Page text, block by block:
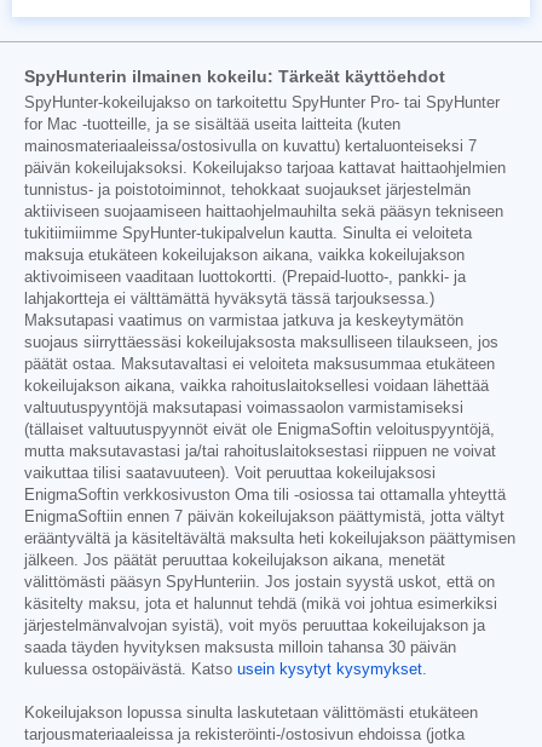
SpyHunterin ilmainen kokeilu: Tärkeät käyttöehdot
SpyHunter-kokeilujakso on tarkoitettu SpyHunter Pro- tai SpyHunter
for Mac -tuotteille, ja se sisältää useita laitteita (kuten
mainosmateriaaleissa/ostosivulla on kuvattu) kertaluonteiseksi 7
päivän kokeilujaksoksi. Kokeilujakso tarjoaa kattavat haittaohjelmien
tunnistus- ja poistotoiminnot, tehokkaat suojaukset järjestelmän
aktiiviseen suojaamiseen haittaohjelmauhilta sekä pääsyn tekniseen
tukitiimiimme SpyHunter-tukipalvelun kautta. Sinulta ei veloiteta
maksuja etukäteen kokeilujakson aikana, vaikka kokeilujakson
aktivoimiseen vaaditaan luottokortti. (Prepaid-luotto-, pankki- ja
lahjakortteja ei välttämättä hyväksytä tässä tarjouksessa.)
Maksutapasi vaatimus on varmistaa jatkuva ja keskeytymätön
suojaus siirryttäessäsi kokeilujaksosta maksulliseen tilaukseen, jos
päätät ostaa. Maksutavaltasi ei veloiteta maksusummaa etukäteen
kokeilujakson aikana, vaikka rahoituslaitoksellesi voidaan lähettää
valtuutuspyyntöjä maksutapasi voimassaolon varmistamiseksi
(tällaiset valtuutuspyynnöt eivät ole EnigmaSoftin veloituspyyntöjä,
mutta maksutavastasi ja/tai rahoituslaitoksestasi riippuen ne voivat
vaikuttaa tilisi saatavuuteen). Voit peruuttaa kokeilujaksosi
EnigmaSoftin verkkosivuston Oma tili -osiossa tai ottamalla yhteyttä
EnigmaSoftiin ennen 7 päivän kokeilujakson päättymistä, jotta vältyt
erääntyvältä ja käsiteltävältä maksulta heti kokeilujakson päättymisen
jälkeen. Jos päätät peruuttaa kokeilujakson aikana, menetät
välittömästi pääsyn SpyHunteriin. Jos jostain syystä uskot, että on
käsitelty maksu, jota et halunnut tehdä (mikä voi johtua esimerkiksi
järjestelmänvalvojan syistä), voit myös peruuttaa kokeilujakson ja
saada täyden hyvityksen maksusta milloin tahansa 30 päivän
kuluessa ostopäivästä. Katso usein kysytyt kysymykset.
Kokeilujakson lopussa sinulta laskutetaan välittömästi etukäteen
tarjousmateriaaleissa ja rekisteröinti-/ostosivun ehdoissa (jotka